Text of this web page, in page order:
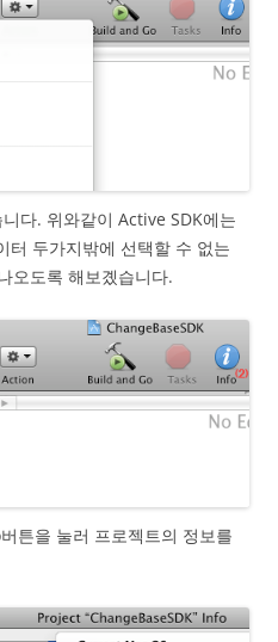
다. 위와같이 Active SDK에는
터 두가지밖에 선택할 수 없는
오도록 해보곘습니다.
튼을 눌러 프로젝트의 정보를